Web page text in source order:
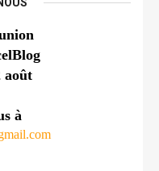
août
à